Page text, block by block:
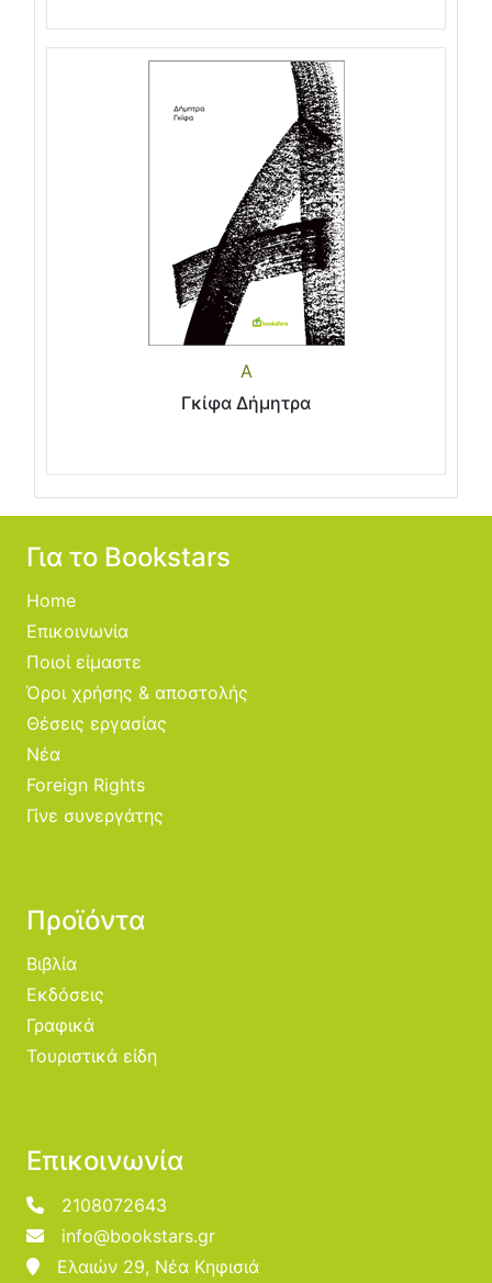
Α
Γκίφα Δήμητρα
Για το Bookstars
Home
Επικοινωνία
Ποιοί είμαστε
Όροι χρήσης & αποστολής
Θέσεις εργασίας
Νέα
Foreign Rights
Γίνε συνεργάτης
Προϊόντα
Βιβλία
Εκδόσεις
Γραφικά
Τουριστικά είδη
Επικοινωνία
2108072643
info@bookstars.gr
Ελαιών 29, Νέα Κηφισιά